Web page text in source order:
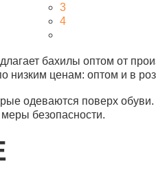
3
4
бахилы оптом от
низким ценам: оптом и в
одеваются поверх
безопасности.